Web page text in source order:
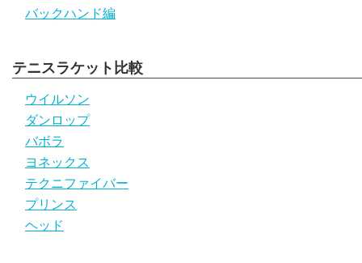
バックハンド編
テニスラケット比較
ウイルソン
ダンロップ
バボラ
ヨネックス
テクニファイバー
プリンス
ヘッド